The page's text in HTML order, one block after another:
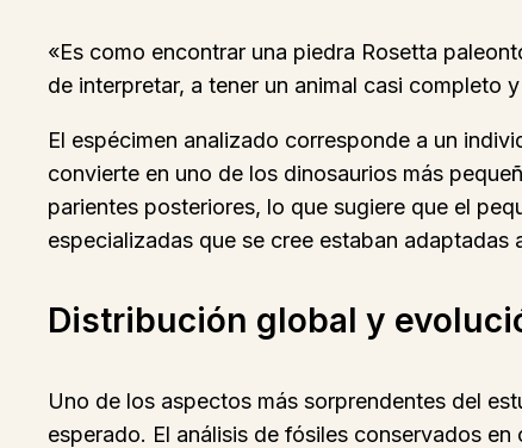
«Es como encontrar una piedra Rosetta
de interpretar, a tener un animal casi completo
El espécimen analizado corresponde a un
convierte en uno de los dinosaurios más
parientes posteriores, lo que sugiere que el
especializadas que se cree estaban adaptadas
Distribución global y
Uno de los aspectos más sorprendentes del
esperado. El análisis de fósiles conservados